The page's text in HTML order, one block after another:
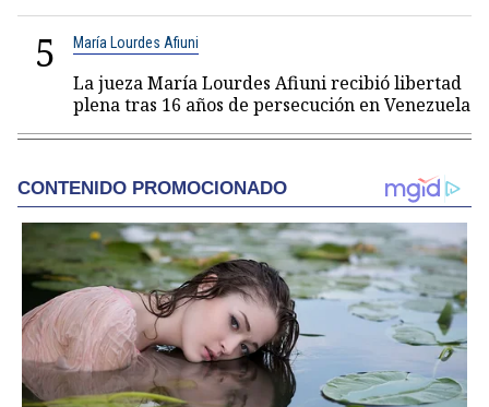
5 María Lourdes Afiuni
La jueza María Lourdes Afiuni recibió libertad
plena tras 16 años de persecución en Venezuela